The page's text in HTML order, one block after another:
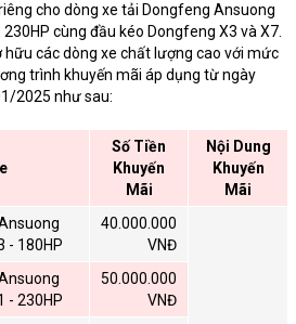
cho dòng xe tải Dongfeng Ansuong
cùng đầu kéo Dongfeng X3 và X7.
hữu các dòng xe chất lượng cao với mức
trình khuyến mãi áp dụng từ ngày
2025 như sau:
Số Tiền
Khuyến
Mãi
Nội Dung
Khuyến
Mãi
- 180HP
40.000.000
VNĐ
- 230HP
50.000.000
VNĐ